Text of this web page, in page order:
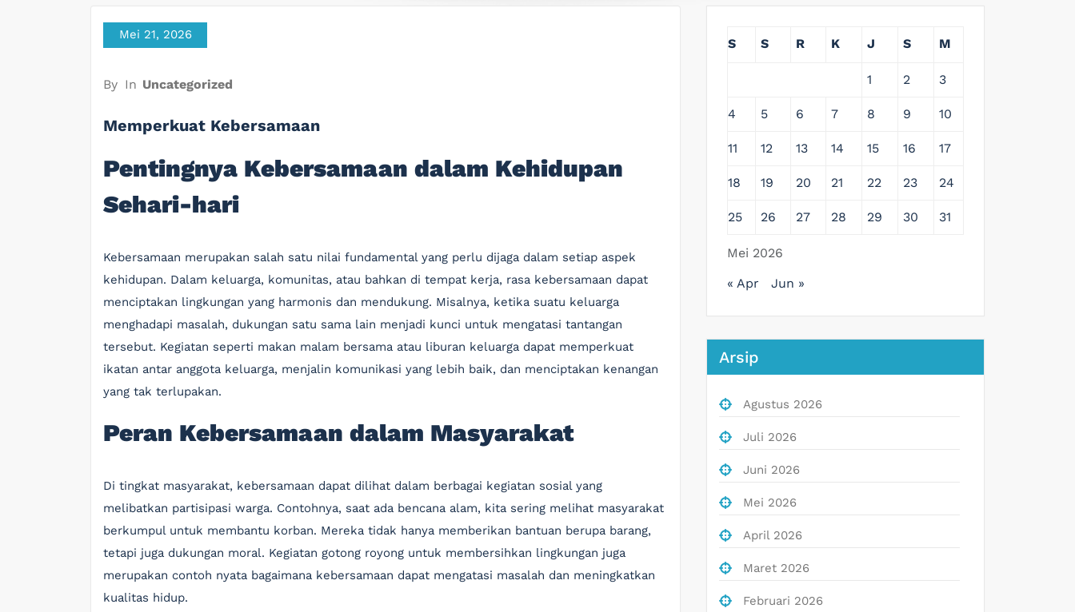
Mei 21, 2026
By In Uncategorized
Memperkuat Kebersamaan
Pentingnya Kebersamaan dalam Kehidupan
Sehari-hari
Kebersamaan merupakan salah satu nilai fundamental yang perlu dijaga dalam setiap aspek
kehidupan. Dalam keluarga, komunitas, atau bahkan di tempat kerja, rasa kebersamaan dapat
menciptakan lingkungan yang harmonis dan mendukung. Misalnya, ketika suatu keluarga
menghadapi masalah, dukungan satu sama lain menjadi kunci untuk mengatasi tantangan
tersebut. Kegiatan seperti makan malam bersama atau liburan keluarga dapat memperkuat
ikatan antar anggota keluarga, menjalin komunikasi yang lebih baik, dan menciptakan kenangan
yang tak terlupakan.
Peran Kebersamaan dalam Masyarakat
Di tingkat masyarakat, kebersamaan dapat dilihat dalam berbagai kegiatan sosial yang
melibatkan partisipasi warga. Contohnya, saat ada bencana alam, kita sering melihat masyarakat
berkumpul untuk membantu korban. Mereka tidak hanya memberikan bantuan berupa barang,
tetapi juga dukungan moral. Kegiatan gotong royong untuk membersihkan lingkungan juga
merupakan contoh nyata bagaimana kebersamaan dapat mengatasi masalah dan meningkatkan
kualitas hidup.
Mei 2026
S S R K J S M
1 2 3
4 5 6 7 8 9 10
11 12 13 14 15 16 17
18 19 20 21 22 23 24
25 26 27 28 29 30 31
« Apr Jun »
Arsip
Agustus 2026
Juli 2026
Juni 2026
Mei 2026
April 2026
Maret 2026
Februari 2026